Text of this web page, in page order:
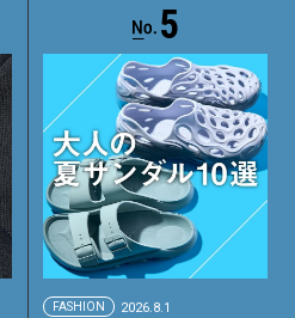
5
FASHION 2026.8.1